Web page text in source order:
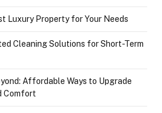
Luxury Property for Your Needs
Cleaning Solutions for Short-Term
Affordable Ways to Upgrade
Comfort